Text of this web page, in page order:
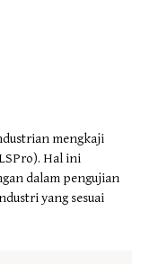
mengkaji
Hal ini
dalam pengujian
yang sesuai